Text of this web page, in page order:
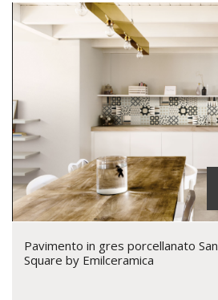
Pavimento in gres porcellanato
Square by Emilceramica